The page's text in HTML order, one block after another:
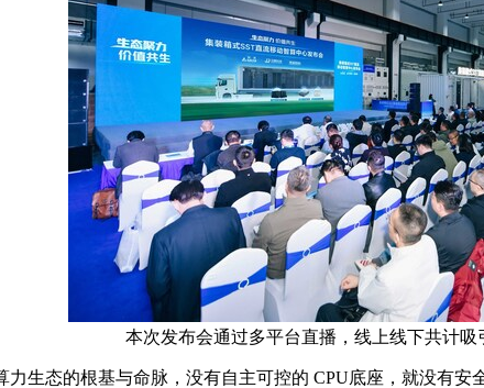
本次发布会通过多平台直播，线上线下共计吸
生态的根基与命脉，没有自主可控的 CPU底座，就没有